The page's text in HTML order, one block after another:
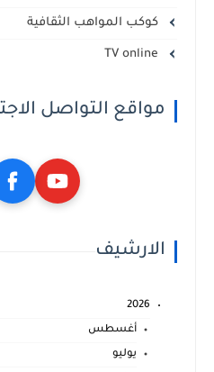
كوكب المواهب الثقافية
مواقع التواصل
الارشيف
2026
أغسطس
يوليو